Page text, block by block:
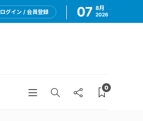
ログイン / 会員登録 07 8月
2026
0